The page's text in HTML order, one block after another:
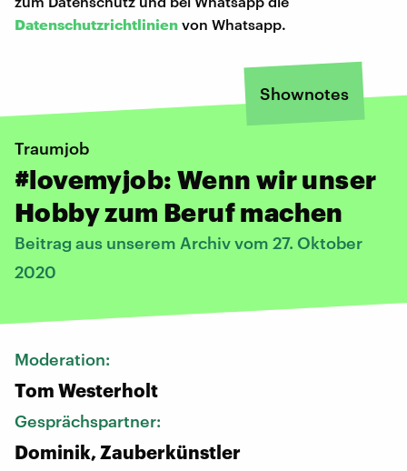
Datenschutzrichtlinien von Whatsapp.
Shownotes
Traumjob
#lovemyjob: Wenn wir unser
Hobby zum Beruf machen
Beitrag aus unserem Archiv vom 27. Oktober
2020
Moderation:
Tom Westerholt
Gesprächspartner:
Dominik, Zauberkünstler